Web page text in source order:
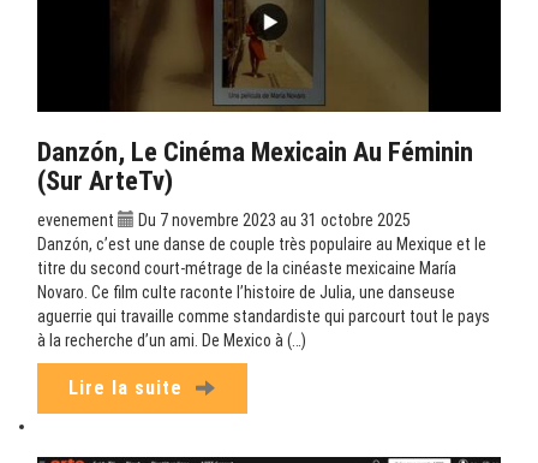
Danzón, Le Cinéma Mexicain Au Féminin
(sur ArteTv)
evenement
Du 7 novembre 2023 au 31 octobre 2025
Danzón, c’est une danse de couple très populaire au Mexique et le
titre du second court-métrage de la cinéaste mexicaine María
Novaro. Ce film culte raconte l’histoire de Julia, une danseuse
aguerrie qui travaille comme standardiste qui parcourt tout le pays
à la recherche d’un ami. De Mexico à (…)
Lire la suite